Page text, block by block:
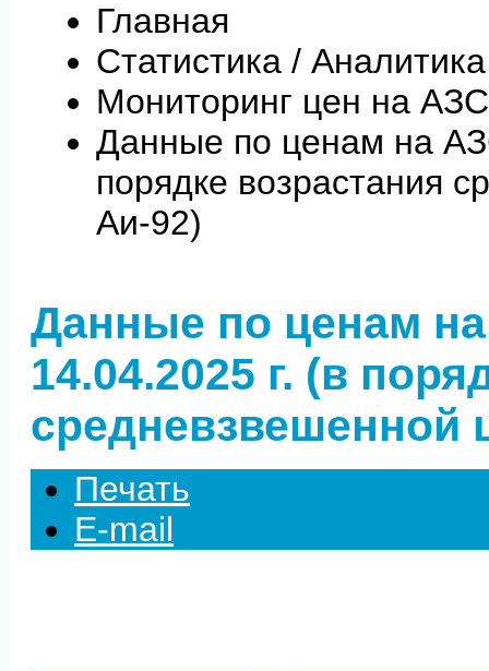
Главная
Статистика / Аналитика
Мониторинг цен на
Данные по ценам на
порядке возрастания
Аи-92)
Данные по ценам
14.04.2025 г. (в
средневзвешенной
Печать
E-mail